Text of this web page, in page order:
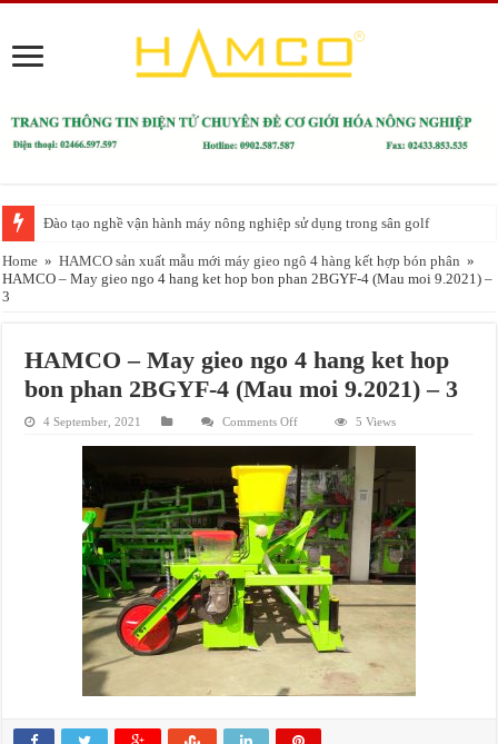
Đào tạo nghề vận hành máy nông nghiệp sử dụng trong sân golf
Home » HAMCO sản xuất mẫu mới máy gieo ngô 4 hàng kết hợp bón phân »
HAMCO – May gieo ngo 4 hang ket hop bon phan 2BGYF-4 (Mau moi 9.2021) –
3
HAMCO – May gieo ngo 4 hang ket hop
bon phan 2BGYF-4 (Mau moi 9.2021) – 3
4 September, 2021 Comments Offon
–
gieo
ngo
4
hang
ket
hop
bon
phan
2BGYF-
4
(Mau
moi
9.2021)
–
5 Views